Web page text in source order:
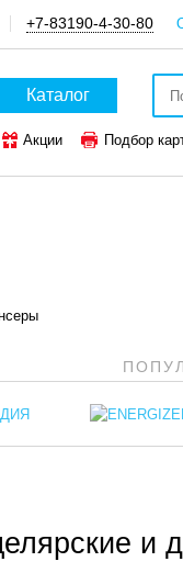
+7-83190-4-30-80
Каталог
Акции
Подбор
и